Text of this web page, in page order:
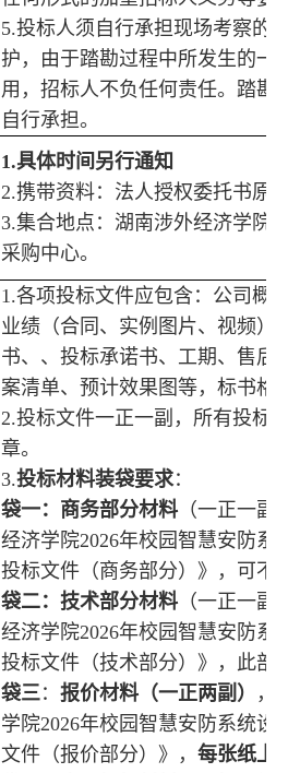
5.投标人须自行承担现场考察的
护 ， 由于踏勘过程中所发生的一
用，招标人不负任何责任。踏勘
自行承担。
1.具体时间另行通知
2.携带资料：法人授权委托书原
3.集合地点：湖南涉外经济学院
采购中心。
1.各项投标文件应包含： 公司概
业绩 （合同、实例 图 片、视频）
书、、投标承诺书、工期、售后
案清单、预计效果图等，标书格
2.投标文件一正一副，所有投标
章。
3.投标材料装袋要求：
袋一：商务部分材料（一正一副
经济学院2026年校园智慧安防系
投标文件（商务部分）》，可不
袋二：技术部分材料（一正一副
经济学院2026年校园智慧安防系
投标文件（技术部分） 》 ， 此部
袋三： 报价材料（一正两副 ）
，
学院2026年校园智慧安防系统设
文件（报价部分） 》 ， 每张纸上